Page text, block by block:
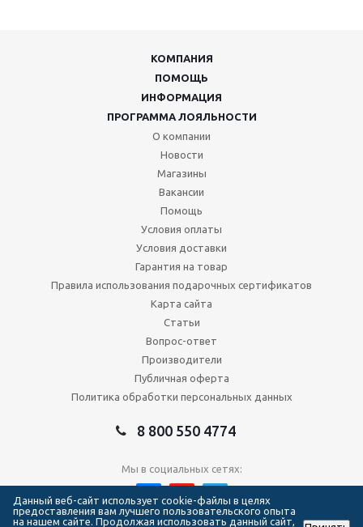
КОМПАНИЯ
ПОМОЩЬ
ИНФОРМАЦИЯ
ПРОГРАММА ЛОЯЛЬНОСТИ
О компании
Новости
Магазины
Вакансии
Помощь
Условия оплаты
Условия доставки
Гарантия на товар
Правила использования подарочных сертификатов
Карта сайта
Статьи
Вопрос-ответ
Производители
Публичная оферта
Политика обработки персональных данных
8 800 550 4774
Мы в социальных сетях:
Данный веб-сайт использует cookie-файлы в целях
предоставления вам лучшего пользовательского опыта
на нашем сайте. Продолжая использовать данный сайт,